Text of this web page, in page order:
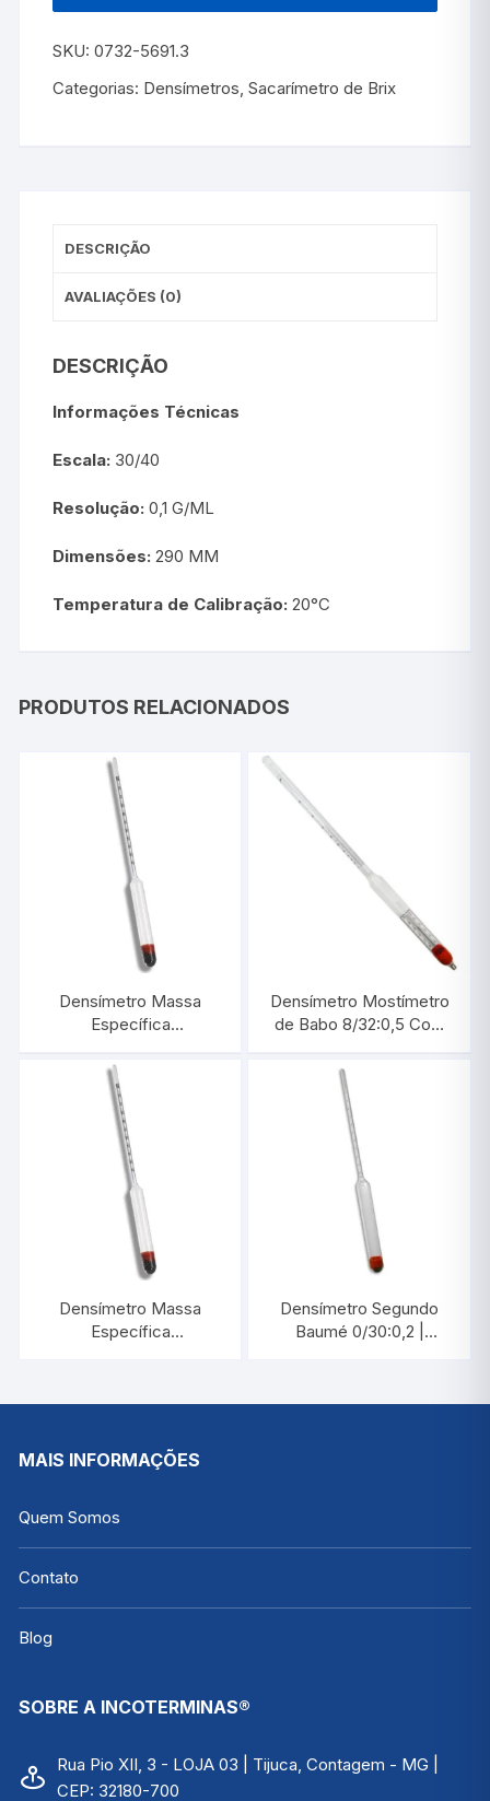
SKU:0732-5691.3
Categorias: Densímetros,Sacarímetro de Brix
DESCRIÇÃO
AVALIAÇÕES (0)
DESCRIÇÃO
Informações Técnicas
Escala: 30/40
Resolução: 0,1 G/ML
Dimensões: 290 MM
Temperatura de Calibração: 20°C
PRODUTOS RELACIONADOS
Densímetro Massa
Específica
INCOTERM 5581
Densímetro Mostímetro
de Babo 8/32:0,5 Com
INCOTERM 5788.1
Densímetro Massa
Específica
Densímetro Segundo
Baumé 0/30:0,2 |
MAIS INFORMAÇÕES
Quem Somos
Contato
Blog
SOBRE A INCOTERMINAS®
Rua Pio XII, 3 - LOJA 03 | Tijuca, Contagem - MG |
CEP: 32180-700